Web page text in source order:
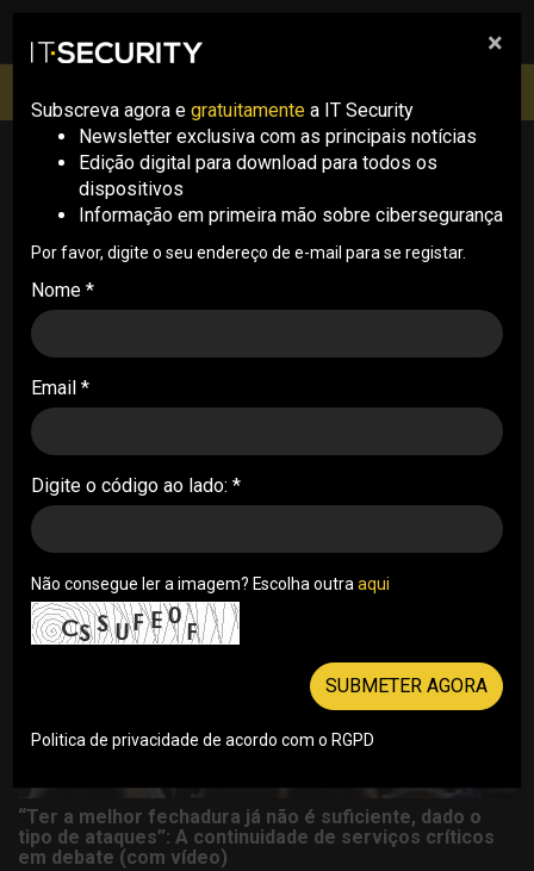
pesquisa
Inscrições abertas
ITS Conf
ManageEngine: “Não devemos atacar
mas também prevenir e evitar que o
mal aconteça” (com vídeo)
ITS CONF . 06/05/2026
“Ter a melhor fechadura já não é suficiente, dado o
tipo de ataques”: A continuidade de serviços críticos
em debate (com vídeo)
×
Subscreva agora e gratuitamente a IT Security
Newsletter exclusiva com as principais notícias
Edição digital para download para todos os
dispositivos
Informação em primeira mão sobre cibersegurança
Por favor, digite o seu endereço de e-mail para se registar.
Nome *
Email *
Digite o código ao lado: *
Não consegue ler a imagem? Escolha outra aqui
SUBMETER AGORA
Politica de privacidade de acordo com o RGPD